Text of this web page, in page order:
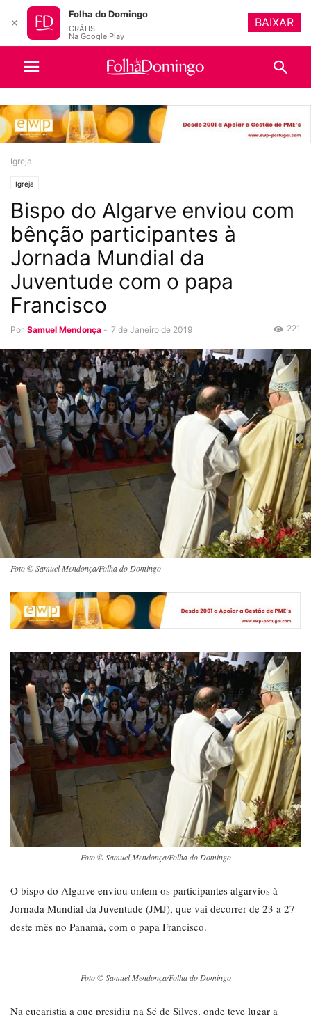
Igreja
Igreja
Bispo do Algarve enviou com
bênção participantes à
Jornada Mundial da
Juventude com o papa
Francisco
Por Samuel Mendonça - 7 de Janeiro de 2019 221
Foto © Samuel Mendonça/Folha do Domingo
Foto © Samuel Mendonça/Folha do Domingo
O bispo do Algarve enviou ontem os participantes algarvios à
Jornada Mundial da Juventude (JMJ), que vai decorrer de 23 a 27
deste mês no Panamá, com o papa Francisco.
Foto © Samuel Mendonça/Folha do Domingo
Na eucaristia a que presidiu na Sé de Silves, onde teve lugar a
✕
Folha do Domingo
GRÁTIS
Na Google Play
BAIXAR